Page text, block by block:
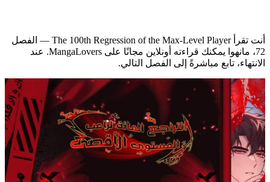
أنت تقرأ The 100th Regression of the Max-Level Player — الفصل
72، مانهوا يمكنك قراءته أونلاين مجانًا على MangaLovers.
عند
الانتهاء، تابع مباشرةً إلى الفصل التالي.